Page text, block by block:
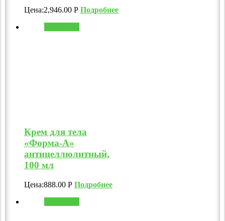
Цена:2,946.00 Р Подробнее
Крем для тела
«Форма-А»
антицеллюлитный,
100 мл
Цена:888.00 Р Подробнее